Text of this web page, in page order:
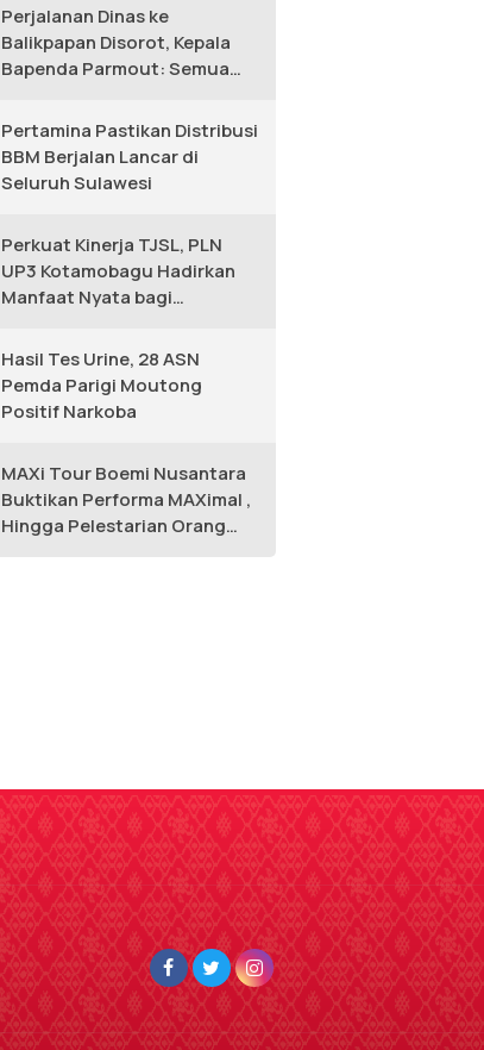
Perjalanan Dinas ke
Balikpapan Disorot, Kepala
Bapenda Parmout: Semua
Pertamina Pastikan Distribusi
BBM Berjalan Lancar di
Seluruh Sulawesi
Perkuat Kinerja TJSL, PLN
UP3 Kotamobagu Hadirkan
Manfaat Nyata bagi
Hasil Tes Urine, 28 ASN
Pemda Parigi Moutong
Positif Narkoba
MAXi Tour Boemi Nusantara
Buktikan Performa MAXimal ,
Hingga Pelestarian Orang